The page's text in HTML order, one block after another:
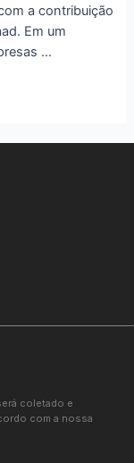
a contribuição
Em um
…
coletado e
com a nossa